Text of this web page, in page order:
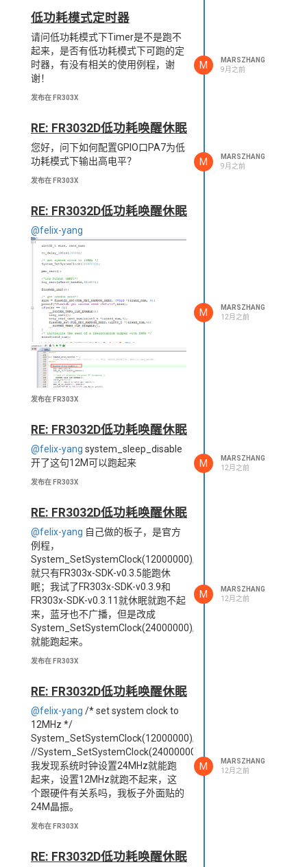
低功耗模式定时器
请问低功耗模式下Timer是不是跑不
起来，是否有低功耗模式下可跑的定
时器，有没有相关的使用例程，谢
谢！
发布在 FR303X
M
MARSZHANG
9月之前
RE: FR3032D低功耗唤醒休眠
您好，问下如何配置GPIO口PA7为低
功耗模式下输出高电平？
发布在 FR303X
M
MARSZHANG
9月之前
RE: FR3032D低功耗唤醒休眠
@felix-yang
上述是基于FR303x-SDK-v0.3.11系统
时钟12MHz打开睡眠模式的日志情
况，没有睡眠唤醒日志，也搜索不到
蓝牙广播！
上述是打开system_sleep_disable();
屏蔽掉system_sleep_enable();的日
志情况，可以搜索到蓝牙广播并且成
功连接！
发布在 FR303X
M
MARSZHANG
12月之前
RE: FR3032D低功耗唤醒休眠
@felix-yang system_sleep_disable
开了这句12M可以跑起来
发布在 FR303X
M
MARSZHANG
12月之前
RE: FR3032D低功耗唤醒休眠
@felix-yang 自己做的板子，是官方
例程，
System_SetSystemClock(12000000);
就只有FR303x-SDK-v0.3.5能跑休
眠；我试了FR303x-SDK-v0.3.9和
FR303x-SDK-v0.3.11就休眠就跑不起
来，蓝牙也不广播，但是改成
System_SetSystemClock(24000000);
就能跑起来。
发布在 FR303X
M
MARSZHANG
12月之前
RE: FR3032D低功耗唤醒休眠
@felix-yang /* set system clock to
12MHz */
System_SetSystemClock(12000000);
//System_SetSystemClock(24000000);
我发现系统时钟设置24MHz就能跑
起来，设置12MHz就跑不起来，这
个跟硬件有关系吗，我板子外面贴的
24M晶振。
发布在 FR303X
M
MARSZHANG
12月之前
RE: FR3032D低功耗唤醒休眠